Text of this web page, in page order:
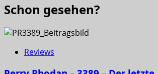
Schon gesehen?
Reviews